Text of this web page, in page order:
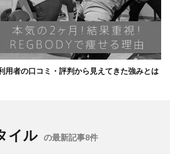
用者の口コミ・評判から見えてきた強みとは
イル の最新記事8件